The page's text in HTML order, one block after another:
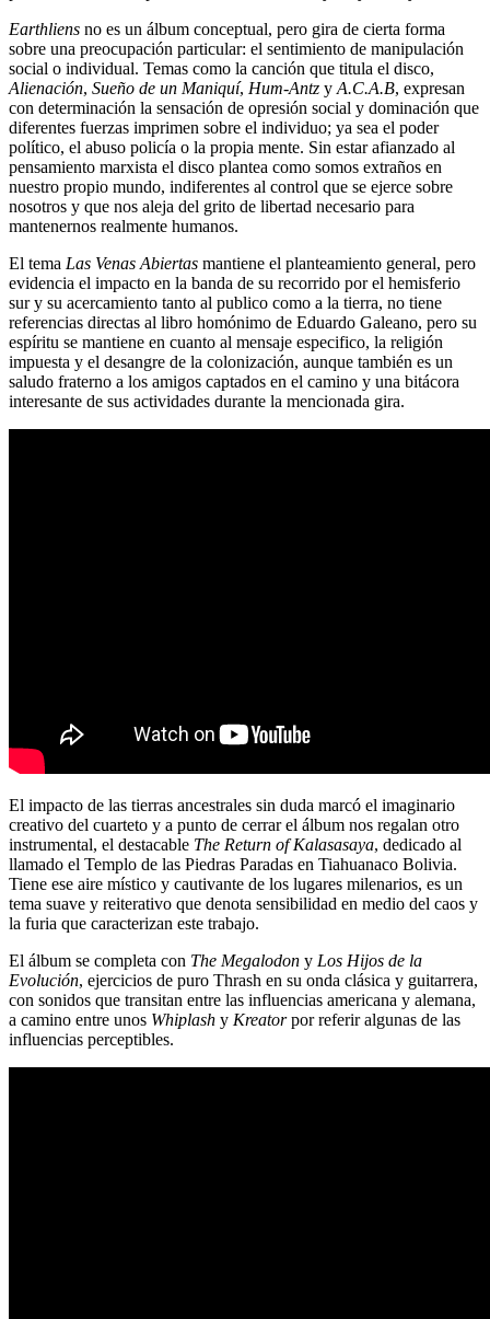
Earthliens no es un álbum conceptual, pero gira de cierta forma
sobre una preocupación particular: el sentimiento de manipulación
social o individual. Temas como la canción que titula el disco,
Alienación, Sueño de un Maniquí, Hum-Antz y A.C.A.B, expresan
con determinación la sensación de opresión social y dominación que
diferentes fuerzas imprimen sobre el individuo; ya sea el poder
político, el abuso policía o la propia mente. Sin estar afianzado al
pensamiento marxista el disco plantea como somos extraños en
nuestro propio mundo, indiferentes al control que se ejerce sobre
nosotros y que nos aleja del grito de libertad necesario para
mantenernos realmente humanos.
El tema Las Venas Abiertas mantiene el planteamiento general, pero
evidencia el impacto en la banda de su recorrido por el hemisferio
sur y su acercamiento tanto al publico como a la tierra, no tiene
referencias directas al libro homónimo de Eduardo Galeano, pero su
espíritu se mantiene en cuanto al mensaje especifico, la religión
impuesta y el desangre de la colonización, aunque también es un
saludo fraterno a los amigos captados en el camino y una bitácora
interesante de sus actividades durante la mencionada gira.
El impacto de las tierras ancestrales sin duda marcó el imaginario
creativo del cuarteto y a punto de cerrar el álbum nos regalan otro
instrumental, el destacable The Return of Kalasasaya, dedicado al
llamado el Templo de las Piedras Paradas en Tiahuanaco Bolivia.
Tiene ese aire místico y cautivante de los lugares milenarios, es un
tema suave y reiterativo que denota sensibilidad en medio del caos y
la furia que caracterizan este trabajo.
El álbum se completa con The Megalodon y Los Hijos de la
Evolución, ejercicios de puro Thrash en su onda clásica y guitarrera,
con sonidos que transitan entre las influencias americana y alemana,
a camino entre unos Whiplash y Kreatorpor referir algunas de las
influencias perceptibles.